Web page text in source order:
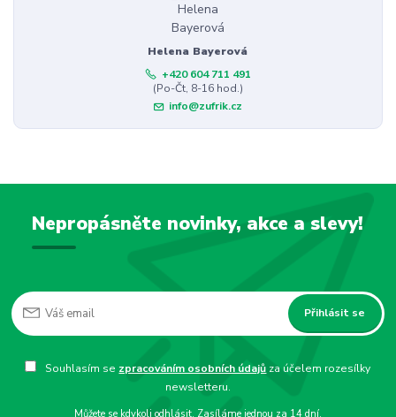
Helena Bayerová
+420 604 711 491
(Po-Čt, 8-16 hod.)
info@zufrik.cz
Nepropásněte novinky, akce a slevy!
Přihlásit se
Souhlasím se zpracováním osobních údajů za účelem rozesílky
newsletteru.
Můžete se kdykoli odhlásit. Zasíláme jednou za 14 dní.